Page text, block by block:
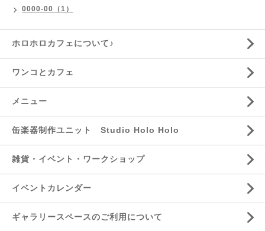
0000-00（1）
ホロホロカフェについて♪
ワンコとカフェ
メニュー
缶楽器制作ユニット Studio Holo Holo
雑貨・イベント・ワークショップ
イベントカレンダー
ギャラリースペースのご利用について